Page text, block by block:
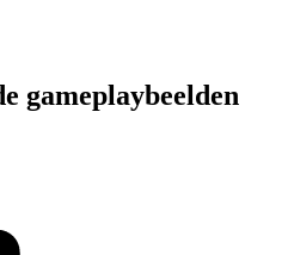
gameplaybeelden